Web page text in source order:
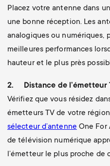
Placez votre antenne dans
une bonne réception. Les
analogiques ou
meilleures performances
hauteur et le plus près
2.
Distance de l’émetteur
Vérifiez que vous résidez
émetteurs TV de votre
sélecteur d’antenne One For
de télévision numérique
l’émetteur le plus proche de